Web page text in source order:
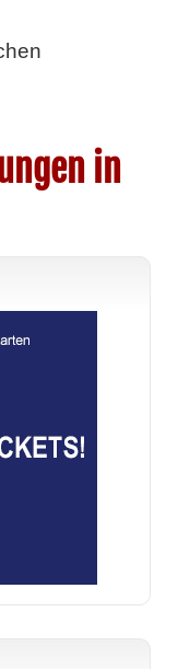
in